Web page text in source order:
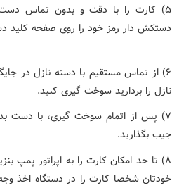
۵) کارت را با دقت و بدون تماس
دستکش دار رمز خود را روی صفحه کلید
۶) از تماس مستقیم با دسته نازل در
نازل را بردارید سوخت گیری کنید.
۷) پس از اتمام سوخت گیری، با دست
جیب بگذارید.
۸) تا حد امکان کارت را به اپراتور
خودتان شخصا کارت را در دستگاه اخذ